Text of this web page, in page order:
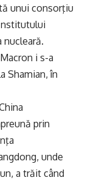
unui consorţiu
nucleară.
i s-a
Shamian, în
prin
unde
a trăit când